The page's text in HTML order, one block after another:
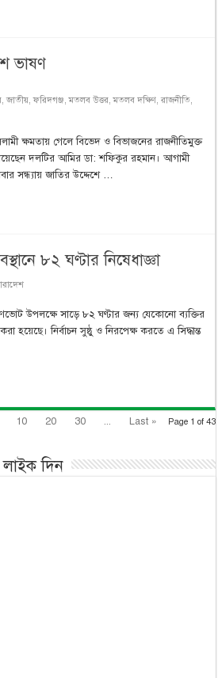
ভাষণ
,জাতীয় ,ফরিদগঞ্জ ,মতলব উত্তর ,মতলব দক্ষিণ ,রাজনীতি
ক্ষমতায় গেলে বিভেদ ও বিভাজনের রাজনীতিমুক্ত
দলটির আমির ডা: শফিকুর রহমান। আগামী
সন্ধ্যায় জাতির উদ্দেশে …
৮২ ঘণ্টার নিষেধাজ্ঞা
উপলক্ষে সাড়ে ৮২ ঘণ্টার জন্য যেকোনো ব্যক্তির
হয়েছে। নির্বাচন সুষ্ঠু ও নিরপেক্ষ করতে এ সিদ্ধান্ত
Page 1 of 43
10 20 30 ... Last »
দিন